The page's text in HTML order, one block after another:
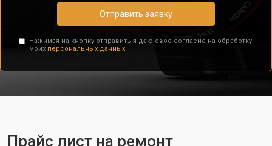
Отправить заявку
Нажимая на кнопку отправить я даю свое согласие на обработку
моих персональных данных.
Прайс лист на ремонт